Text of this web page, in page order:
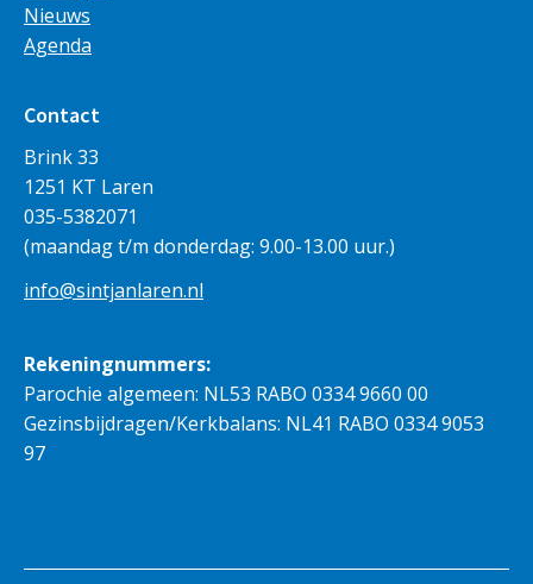
Nieuws
Agenda
Contact
Brink 33
1251 KT Laren
035-5382071
(maandag t/m donderdag: 9.00-13.00 uur.)
info@sintjanlaren.nl
Rekeningnummers:
Parochie algemeen: NL53 RABO 0334 9660 00
Gezinsbijdragen/Kerkbalans: NL41 RABO 0334 9053
97